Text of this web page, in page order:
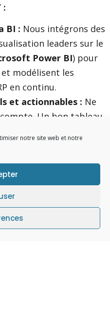
notre site web et notre
:
BI : Nous intégrons des
leaders sur le
Power BI) pour
et modélisent les
en continu.
et actionnables : Ne
Un bon tableau
(évolution de la
dormants).
:Croiser l’historique
au lieu de
les résultats du mois